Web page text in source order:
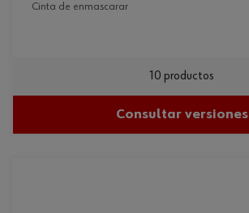
cinta de enmascarar
10 productos
Consultar versiones